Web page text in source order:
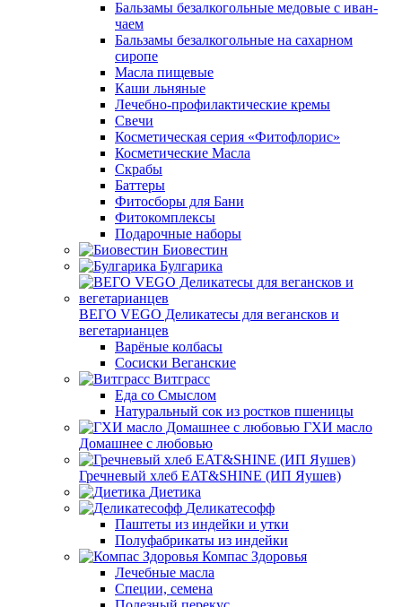
Бальзамы безалкогольные медовые с иван-
чаем
Бальзамы безалкогольные на сахарном
сиропе
Масла пищевые
Каши льняные
Лечебно-профилактические кремы
Свечи
Косметическая серия «Фитофлорис»
Косметические Масла
Скрабы
Баттеры
Фитосборы для Бани
Фитокомплексы
Подарочные наборы
Биовестин
Булгарика
ВЕГО VEGO Деликатесы для вегансков и
вегетарианцев
Варёные колбасы
Сосиски Веганские
Витграсс
Еда со Смыслом
Натуральный сок из ростков пшеницы
ГХИ масло
Домашнее с любовью
Гречневый хлеб EAT&SHINE (ИП Яушев)
Диетика
Деликатесофф
Паштеты из индейки и утки
Полуфабрикаты из индейки
Компас Здоровья
Лечебные масла
Специи, семена